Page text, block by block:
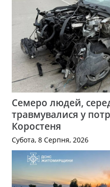
Семеро людей,
травмувалися у
Коростеня
Субота, 8 Серпня, 2026